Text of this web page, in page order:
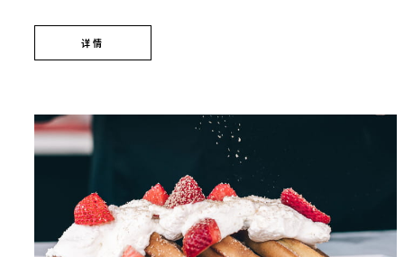
详情